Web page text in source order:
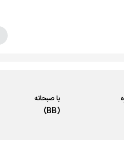
با صبحانه
(BB)